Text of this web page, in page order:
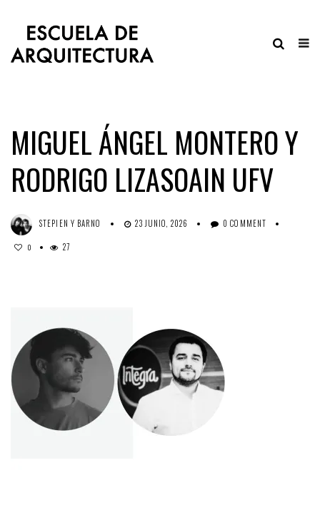
MIGUEL ÁNGEL MONTERO Y
RODRIGO LIZASOAIN UFV
STEPIEN Y BARNO 23 JUNIO, 2026 0 COMMENT
0 27